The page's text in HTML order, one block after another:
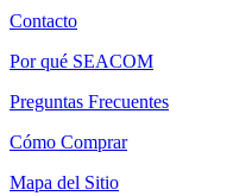
Contacto
Por qué SEACOM
Preguntas Frecuentes
Cómo Comprar
Mapa del Sitio